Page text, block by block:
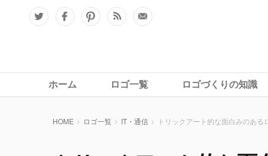
ホーム ロゴ一覧 ロゴづくりの知識
HOME ロゴ一覧 IT・通信 トリックアート的な面白みのある